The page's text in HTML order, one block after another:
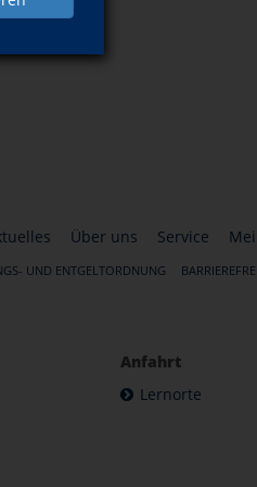
Über uns Service
UND ENTGELTORDNUNG
Anfahrt
Lernorte